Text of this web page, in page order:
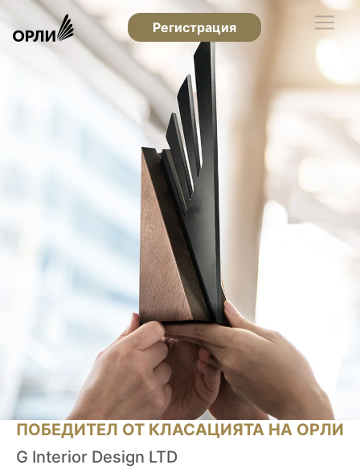
Регистрация
ПОБЕДИТЕЛ ОТ КЛАСАЦИЯТА НА ОРЛИ
G Interior Design LTD